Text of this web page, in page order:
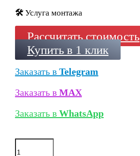
🛠️ Услуга монтажа
Рассчитать стоимость
Купить в 1 клик
Заказать в Telegram
Заказать в MAX
Заказать в WhatsApp
Количество
товара